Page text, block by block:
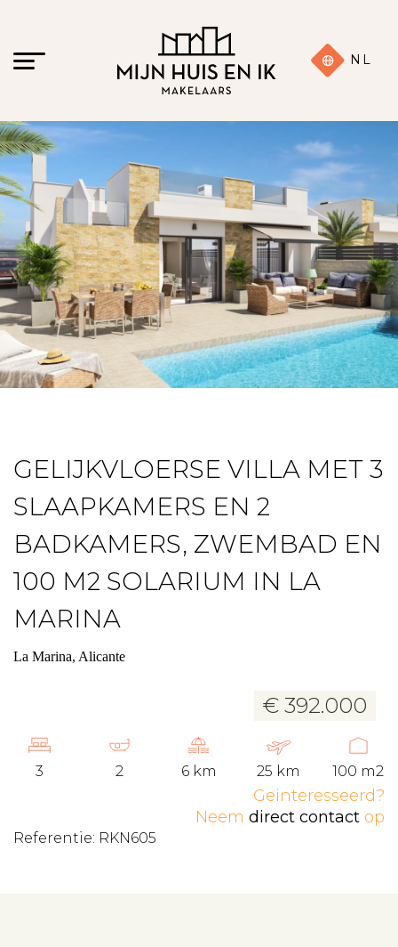
NL
16 foto's
GELIJKVLOERSE VILLA MET 3
SLAAPKAMERS EN 2
BADKAMERS, ZWEMBAD EN
100 M2 SOLARIUM IN LA
MARINA
La Marina, Alicante
€ 392.000
3 2 6 km 25 km 100 m2
Geinteresseerd?
Neem direct contact op
Referentie: RKN605